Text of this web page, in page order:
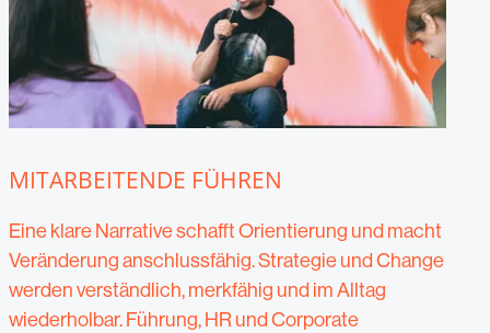
MITARBEITENDE FÜHREN
Eine klare Narrative schafft Orientierung und macht
Veränderung anschlussfähig. Strategie und Change
werden verständlich, merkfähig und im Alltag
wiederholbar. Führung, HR und Corporate